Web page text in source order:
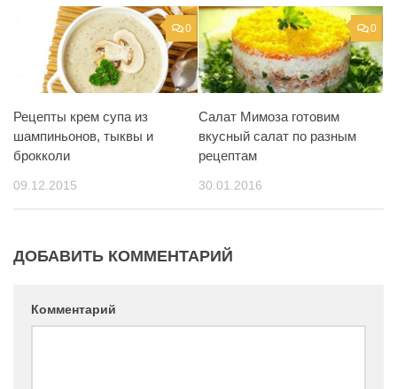
0
Рецепты крем супа из
шампиньонов, тыквы и
брокколи
09.12.2015
0
Салат Мимоза готовим
вкусный салат по разным
рецептам
30.01.2016
ДОБАВИТЬ КОММЕНТАРИЙ
Комментарий